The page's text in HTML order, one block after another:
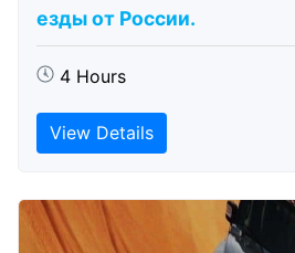
езды от России.
4 Hours
View Details